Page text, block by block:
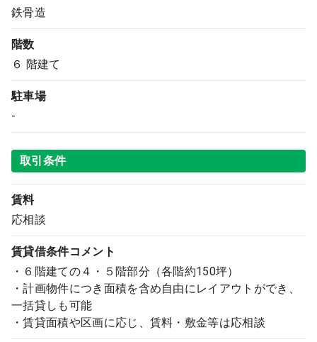
鉄骨造
階数
６ 階建て
駐車場
-
取引条件
賃料
応相談
賃貸借条件コメント
・６階建ての４・５階部分（各階約150坪）
・計画物件につき面積を含め自由にレイアウトができ、
一括貸しも可能
・賃貸面積や区画に応じ、賃料・敷金等は応相談